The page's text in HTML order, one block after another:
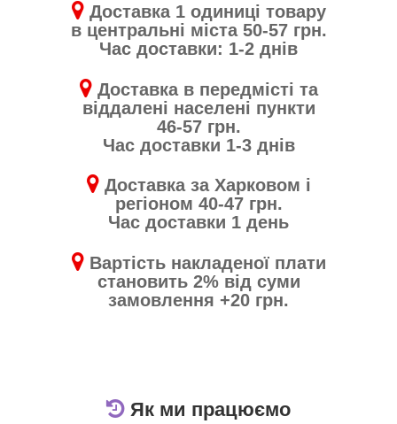
Як ми працюємо
Доставка 1 одиниці товару
в центральні міста 50-57 грн.
Час доставки: 1-2 днів
Доставка в передмісті та
віддалені населені пункти
46-57 грн.
Час доставки 1-3 днів
Доставка за Харковом і
регіоном 40-47 грн.
Час доставки 1 день
Вартість накладеної плати
становить 2% від суми
замовлення +20 грн.